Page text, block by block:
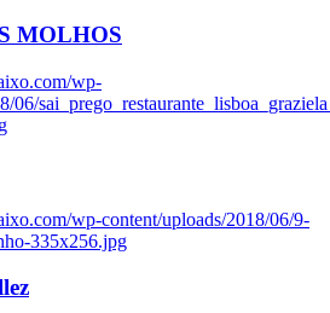
MOLHOS
wp-
06/
wp-content/uploads/2018/06/9-
335x256.jpg